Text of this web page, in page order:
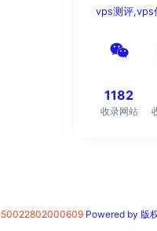
vps测评,vps
1182
收录网站
50022802000609 Powered by 版